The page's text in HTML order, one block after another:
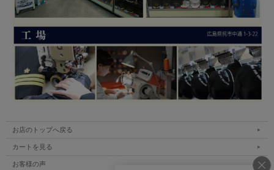
お店のトップへ戻る
カートを見る
お客様の声